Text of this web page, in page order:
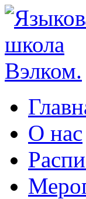
О нас